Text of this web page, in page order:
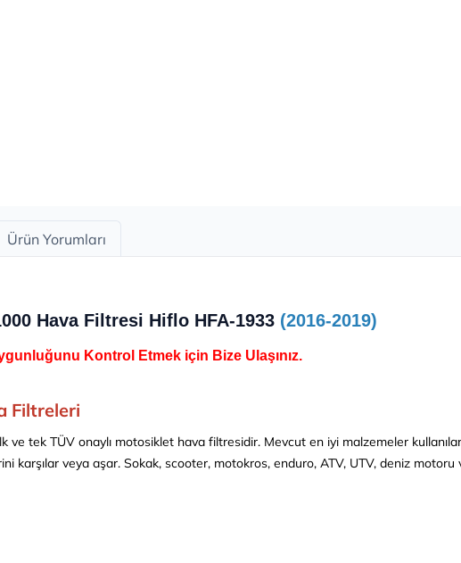
Ürün Yorumları
Hava Filtresi Hiflo HFA-1933 (2016-2019)
Kontrol Etmek için Bize Ulaşınız.
Filtreleri
ve tek TÜV onaylı motosiklet hava filtresidir. Mevcut en iyi malzemeler
karşılar veya aşar. Sokak, scooter, motokros, enduro, ATV, UTV, deniz